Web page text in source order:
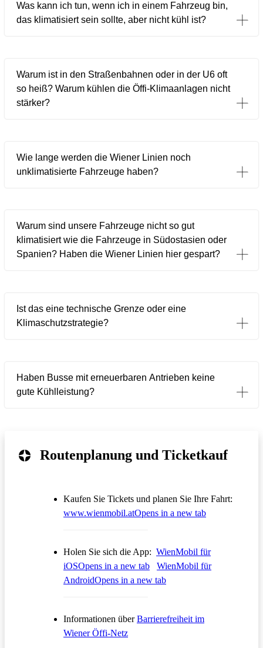
Was kann ich tun, wenn ich in einem Fahrzeug bin,
das klimatisiert sein sollte, aber nicht kühl ist?
Warum ist in den Straßenbahnen oder in der U6 oft
so heiß? Warum kühlen die Öffi-Klimaanlagen nicht
stärker?
Wie lange werden die Wiener Linien noch
unklimatisierte Fahrzeuge haben?
Warum sind unsere Fahrzeuge nicht so gut
klimatisiert wie die Fahrzeuge in Südostasien oder
Spanien? Haben die Wiener Linien hier gespart?
Ist das eine technische Grenze oder eine
Klimaschutzstrategie?
Haben Busse mit erneuerbaren Antrieben keine
gute Kühlleistung?
Routenplanung und Ticketkauf
Kaufen Sie Tickets und planen Sie Ihre Fahrt:
www.wienmobil.atOpens in a new tab
Holen Sie sich die App: WienMobil für
iOSOpens in a new tab
WienMobil für
AndroidOpens in a new tab
Informationen überBarrierefreiheit im
Wiener Öffi-Netz